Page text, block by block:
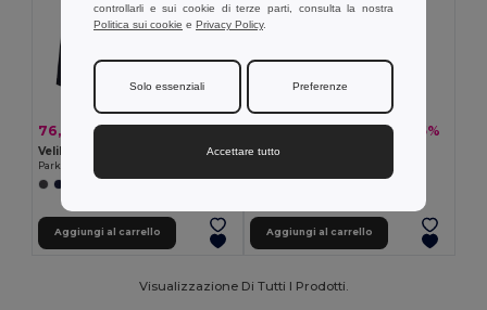
76,51 € 136,20 €
Velilla 36109
Aggiungi al carrello
-35%
TH Clothes 30183
Aggiungi al carrello
Visualizzazione Di Tutti I Prodotti.
controllarli e sui cookie di terze parti, consulta la nostra
Politica sui cookie e Privacy Policy.
Solo essenziali Preferenze
Accettare tutto